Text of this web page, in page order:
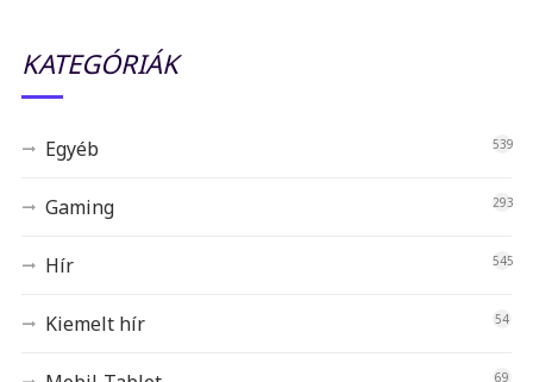
KATEGÓRIÁK
Egyéb 539
Gaming 293
Hír 545
Kiemelt hír 54
69